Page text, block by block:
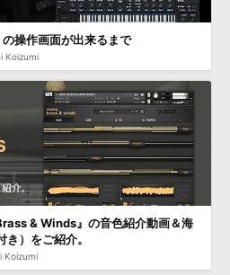
無償のサウンド
次世代型ボーカル・エディタ
映像のBGM・セリフを音声分離
音素材の制作・ライセンス提供
操作画面が出来るまで
Koizumi
& Winds』の音色紹介動画＆海
）をご紹介。
Koizumi